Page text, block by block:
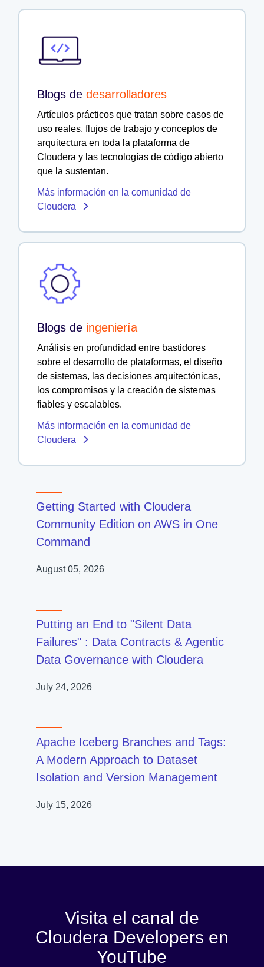
Blogs de desarrolladores
Artículos prácticos que tratan sobre casos de
uso reales, flujos de trabajo y conceptos de
arquitectura en toda la plataforma de
Cloudera y las tecnologías de código abierto
que la sustentan.
Más información en la comunidad de
Cloudera
Blogs de ingeniería
Análisis en profundidad entre bastidores
sobre el desarrollo de plataformas, el diseño
de sistemas, las decisiones arquitectónicas,
los compromisos y la creación de sistemas
fiables y escalables.
Más información en la comunidad de
Cloudera
Getting Started with Cloudera
Community Edition on AWS in One
Command
August 05, 2026
Putting an End to "Silent Data
Failures" : Data Contracts & Agentic
Data Governance with Cloudera
July 24, 2026
Apache Iceberg Branches and Tags:
A Modern Approach to Dataset
Isolation and Version Management
July 15, 2026
Visita el canal de
Cloudera Developers en
YouTube